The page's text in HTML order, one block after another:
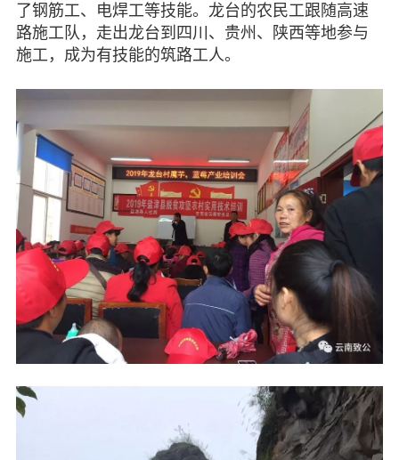
了钢筋工、电焊工等技能。龙台的农民工跟随高速
路施工队，走出龙台到四川、贵州、陕西等地参与
施工，成为有技能的筑路工人。